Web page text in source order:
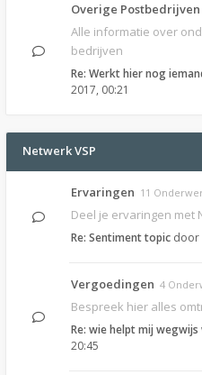
Overige Postbedrijven
Alle informatie over
bedrijven
Re: Werkt hier nog
2017, 00:21
Netwerk VSP
Ervaringen 11
Deel je ervaringen met
Re: Sentiment topic door
Vergoedingen 4
Bespreek hier alles
Re: wie helpt mij
20:45